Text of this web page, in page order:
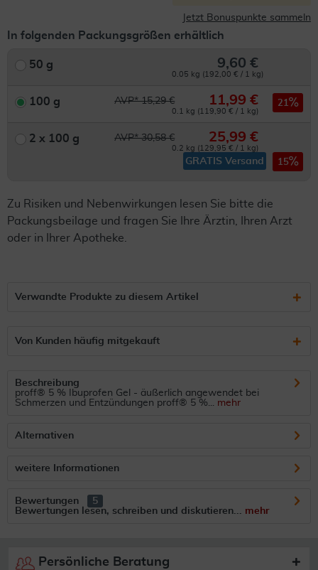
Jetzt Bonuspunkte sammeln
In folgenden Packungsgrößen erhältlich
50 g 9,60 €
0.05 kg (192,00 € / 1 kg)
100 g AVP* 15,29 € 11,99 €
0.1 kg (119,90 € / 1 kg)
21
2 x 100 g AVP* 30,58 € 25,99 €
0.2 kg (129,95 € / 1 kg)
GRATIS Versand 15
Zu Risiken und Nebenwirkungen lesen Sie bitte die
Packungsbeilage und fragen Sie Ihre Ärztin, Ihren Arzt
oder in Ihrer Apotheke.
Verwandte Produkte zu diesem Artikel
Von Kunden häufig mitgekauft
Beschreibung
proff® 5 % Ibuprofen Gel - äußerlich angewendet bei
Schmerzen und Entzündungen proff® 5 %... mehr
Alternativen
weitere Informationen
Bewertungen
5
Bewertungen lesen, schreiben und diskutieren... mehr
Persönliche Beratung